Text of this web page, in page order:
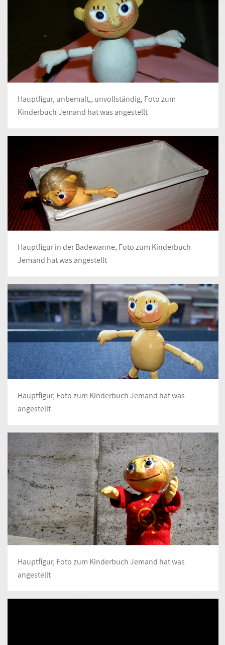
Hauptfigur, unbemalt,, unvollständig, Foto zum
Kinderbuch Jemand hat was angestellt
Hauptfigur in der Badewanne, Foto zum Kinderbuch
Jemand hat was angestellt
Hauptfigur, Foto zum Kinderbuch Jemand hat was
angestellt
Hauptfigur, Foto zum Kinderbuch Jemand hat was
angestellt